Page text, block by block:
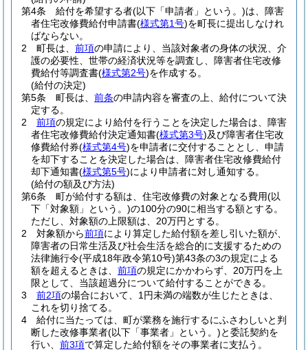
第4条
給付を希望する者(以下「申請者」という。)は、障害
者住宅改修費給付申請書(様式第1号)を町長に提出しなけれ
ばならない。
2
町長は、 前項の申請により、当該対象者の身体の状況、介
護の必要性、世帯の経済状況等を調査し、障害者住宅改修
費給付等調査書(様式第2号)を作成する。
(給付の決定)
第5条
町長は、 前条の申請内容を審査の上、給付について決
定する。
2
前項の規定により給付を行うことを決定した場合は、障害
者住宅改修費給付決定通知書(様式第3号)及び障害者住宅改
修費給付券(様式第4号)を申請者に交付することとし、申請
を却下することを決定した場合は、障害者住宅改修費給付
却下通知書(様式第5号)により申請者に対し通知する。
(給付の額及び方法)
第6条
町が給付する額は、住宅改修費の対象となる費用(以
下「対象額」という。)の100分の90に相当する額とする。
ただし、対象額の上限額は、20万円とする。
2
対象額から前項により算定した給付額を差し引いた額が、
障害者の日常生活及び社会生活を総合的に支援するための
法律施行令(平成18年政令第10号)第43条の3の規定による
額を超えるときは、 前項の規定にかかわらず、20万円を上
限として、当該超過分について給付することができる。
3
前2項の場合において、1円未満の端数が生じたときは、
これを切り捨てる。
4
給付に当たっては、町が業務を施行するにふさわしいと判
断した改修事業者(以下「事業者」という。)と委託契約を
行い、 前3項で算定した給付額をその事業者に支払う。